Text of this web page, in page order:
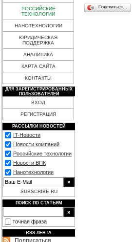
РОССИЙСКИЕ
ТЕХНОЛОГИИ
НАНОТЕХНОЛОГИИ
ЮРИДИЧЕСКАЯ
ПОДДЕРЖКА
АНАЛИТИКА
КАРТА САЙТА
КОНТАКТЫ
ДЛЯ ЗАРЕГИСТРИРОВАННЫХ
ПОЛЬЗОВАТЕЛЕЙ
ВХОД
РЕГИСТРАЦИЯ
РАССЫЛКИ НОВОСТЕЙ
IT-Новости
Новости компаний
Российские технологии
Новости ВПК
Нанотехнологии
SUBSCRIBE.RU
ПОИСК ПО СТАТЬЯМ
точная фраза
RSS-ЛЕНТА
Подписаться
Поделиться…